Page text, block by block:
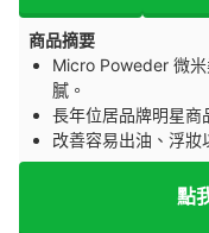
商品摘要
Micro Poweder 微
膩。
長年位居品牌明星商
改善容易出油、浮妝
點